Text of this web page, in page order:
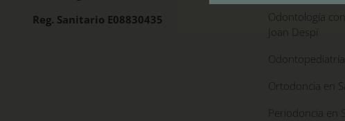
Reg. Sanitario E08830435
Odontología
Joan Despí
Ortodoncia en
Periodoncia en